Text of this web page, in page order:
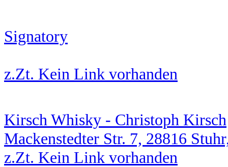
Signatory
z.Zt. Kein Link vorhanden
Kirsch Whisky - Christoph Kirsch
Mackenstedter Str. 7, 28816
z.Zt. Kein Link vorhanden